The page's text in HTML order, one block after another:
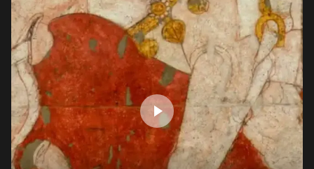
La galerie Campana
2 min